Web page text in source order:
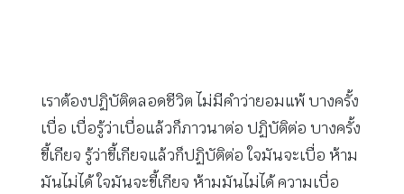
เราต้องปฏิบัติตลอดชีวิต ไม่มีคำว่ายอมแพ้ บางครั้ง
เบื่อ เบื่อรู้ว่าเบื่อแล้วก็ภาวนาต่อ ปฏิบัติต่อ บางครั้ง
ขี้เกียจ รู้ว่าขี้เกียจแล้วก็ปฏิบัติต่อ ใจมันจะเบื่อ ห้าม
มันไม่ได้ ใจมันจะขี้เกียจ ห้ามมันไม่ได้ ความเบื่อ